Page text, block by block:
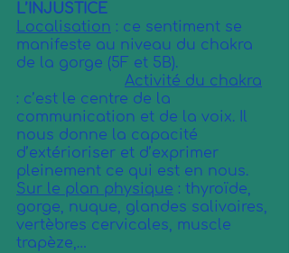
L’INJUSTICE
Localisation : ce sentiment se
manifeste au niveau du chakra
de la gorge (5F et 5B).
Activité du chakra
: c’est le centre de la
communication et de la voix. Il
nous donne la capacité
d’extérioriser et d’exprimer
pleinement ce qui est en nous.
Sur le plan physique : thyroïde,
gorge, nuque, glandes salivaires,
vertèbres cervicales, muscle
trapèze,…